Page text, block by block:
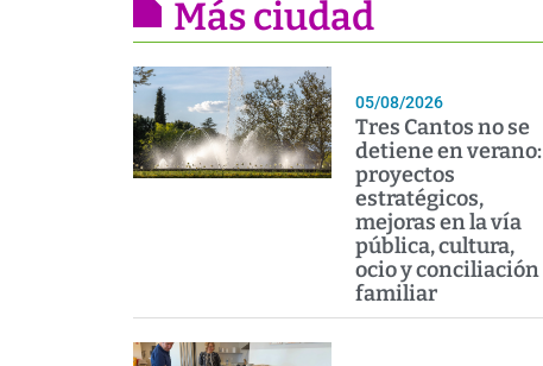
Más ciudad
05/08/2026
Tres Cantos no se
detiene en verano:
proyectos
estratégicos,
mejoras en la vía
pública, cultura,
ocio y conciliación
familiar